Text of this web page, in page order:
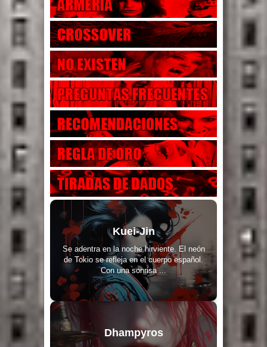
Kuei-Jin
Se adentra en la noche hirviente. El neón
de Tokio se refleja en el cuerpo español.
Con una sonrisa ...
Dhampyros